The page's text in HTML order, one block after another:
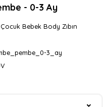
- 0-3 Ay
Çocuk Bebek Body Zıbın
3_ay